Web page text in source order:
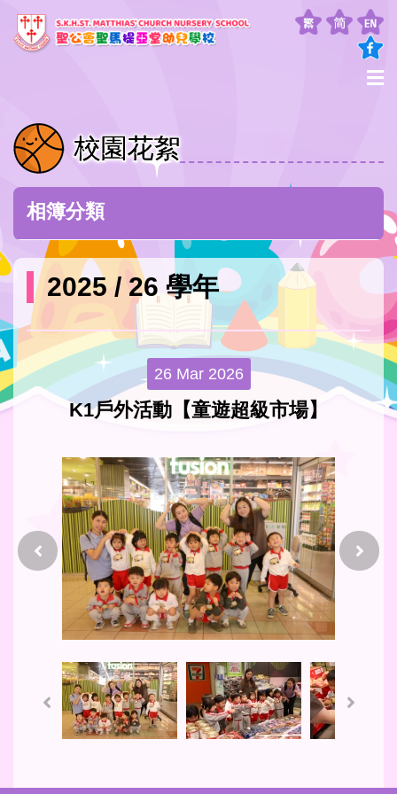
校園花絮
相簿分類
2025 / 26 學年
26 Mar 2026
K1戶外活動【童遊超級市場】